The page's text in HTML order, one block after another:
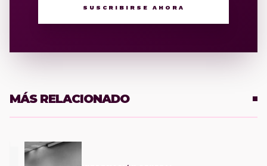
SUSCRIBIRSE AHORA
MÁS RELACIONADO